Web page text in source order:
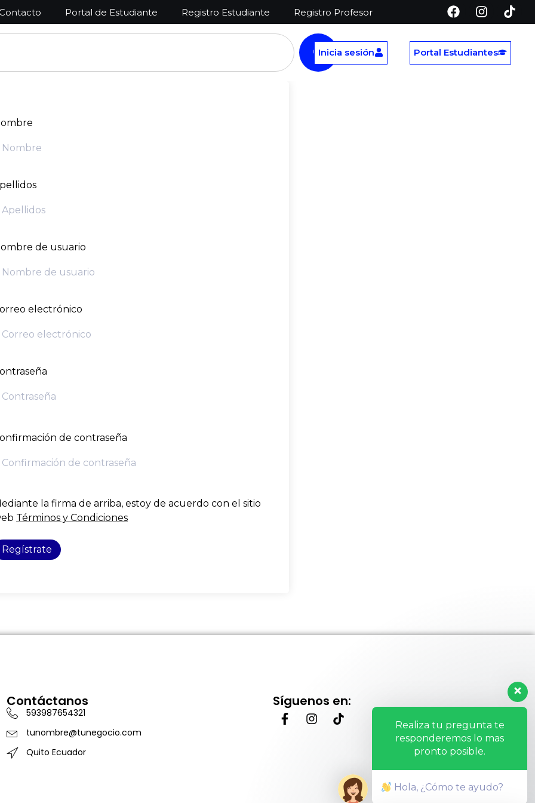
Portal de Estudiante Registro Estudiante Registro Profesor
Inicia sesión Portal Estudiantes
de usuario
electrónico
de contraseña
la firma de arriba, estoy de acuerdo con el sitio
Términos y Condiciones
Regístrate
Contáctanos
593987654321
tunombre@tunegocio.com
Quito Ecuador
Síguenos en:
Realiza tu pregunta te
responderemos lo mas
pronto posible.
Hola, ¿Cómo te ayudo?